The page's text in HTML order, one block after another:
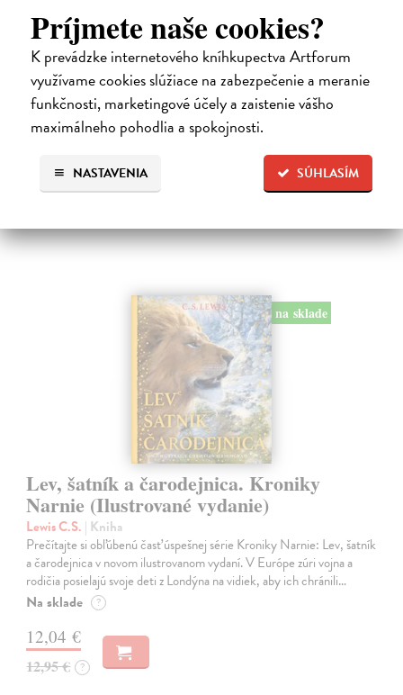
Príjmete naše cookies?
K prevádzke internetového kníhkupectva Artforum
využívame cookies slúžiace na zabezpečenie a meranie
funkčnosti, marketingové účely a zaistenie vášho
maximálneho pohodlia a spokojnosti.
SÚHLASÍM
NASTAVENIA
Alica a hmyz
Dúbravský Andrej| Kniha
Alica je zvedavá mačka, ktorá býva so zvedavým Andrejom. Obaja sú
fascinovaní ríšou hmyzu.
Na sklade
28,03 €
na sklade
Lev, šatník a čarodejnica. Kroniky
Narnie (Ilustrované vydanie)
Lewis C.S. | Kniha
Prečítajte si obľúbenú časť úspešnej série Kroniky Narnie: Lev, šatník
a čarodejnica v novom ilustrovanom vydaní. V Európe zúri vojna a
rodičia posielajú svoje deti z Londýna na vidiek, aby ich chránili…
Na sklade ?
12,04 €
12,95 € ?